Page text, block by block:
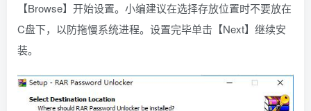
【Browse】开始设置。小编建议在选择存放位置时不要放在
C盘下，以防拖慢系统进程。设置完毕单击【Next】继续安
装。